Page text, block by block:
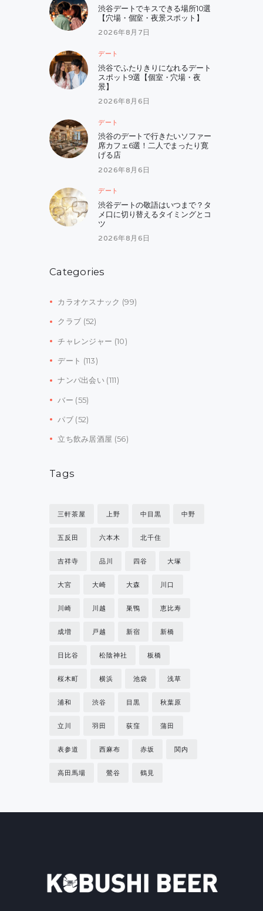
渋谷デートでキスできる場所10選
【穴場・個室・夜景スポット】
2026年8月7日
デート
渋谷でふたりきりになれるデート
スポット9選【個室・穴場・夜
景】
2026年8月6日
デート
渋谷のデートで行きたいソファー
席カフェ6選！二人でまったり寛
げる店
2026年8月6日
デート
渋谷デートの敬語はいつまで？タ
メ口に切り替えるタイミングとコ
ツ
2026年8月6日
Categories
カラオケスナック (99)
クラブ (52)
チャレンジャー (10)
デート (113)
ナンパ出会い (111)
バー (55)
パブ(52)
立ち飲み居酒屋 (56)
Tags
三軒茶屋 上野 中目黒 中野
五反田 六本木 北千住
吉祥寺 品川 四谷 大塚
大宮 大崎 大森 川口
川崎 川越 巣鴨 恵比寿
成増 戸越 新宿 新橋
日比谷 松陰神社 板橋
桜木町 横浜 池袋 浅草
浦和 渋谷 目黒 秋葉原
立川 羽田 荻窪 蒲田
表参道 西麻布 赤坂 関内
高田馬場 鶯谷 鶴見